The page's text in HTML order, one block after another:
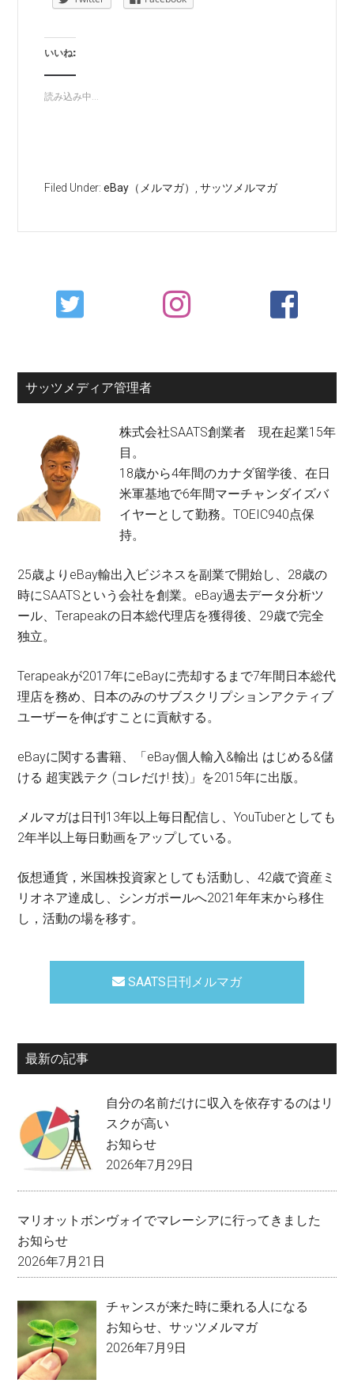
いいね:
読み込み中...
Filed Under:eBay（メルマガ） ,サッツメルマガ
Primary
Sidebar
サッツメディア管理者
株式会社SAATS創業者 現在起業15年
目。
18歳から4年間のカナダ留学後、在日
米軍基地で6年間マーチャンダイズバ
イヤーとして勤務。TOEIC940点保
持。
25歳よりeBay輸出入ビジネスを副業で開始し、28歳の
時にSAATSという会社を創業。eBay過去データ分析ツ
ール、Terapeakの日本総代理店を獲得後、29歳で完全
独立。
Terapeakが2017年にeBayに売却するまで7年間日本総代
理店を務め、日本のみのサブスクリプションアクティブ
ユーザーを伸ばすことに貢献する。
eBayに関する書籍、「eBay個人輸入&輸出 はじめる&儲
ける 超実践テク (コレだけ! 技)」を2015年に出版。
メルマガは日刊13年以上毎日配信し、YouTuberとしても
2年半以上毎日動画をアップしている。
仮想通貨，米国株投資家としても活動し、42歳で資産ミ
リオネア達成し、シンガポールへ2021年年末から移住
し，活動の場を移す。
SAATS日刊メルマガ
最新の記事
自分の名前だけに収入を依存するのはリ
スクが高い
お知らせ
2026年7月29日
マリオットボンヴォイでマレーシアに行ってきました
お知らせ
2026年7月21日
チャンスが来た時に乗れる人になる
お知らせ、サッツメルマガ
2026年7月9日